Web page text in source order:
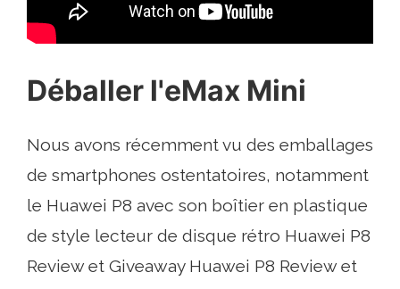
Déballer l'eMax Mini
Nous avons récemment vu des emballages
de smartphones ostentatoires, notamment
le Huawei P8 avec son boîtier en plastique
de style lecteur de disque rétro Huawei P8
Review et Giveaway Huawei P8 Review et